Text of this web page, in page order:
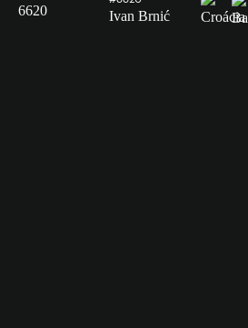
6620 Ivan Brnić